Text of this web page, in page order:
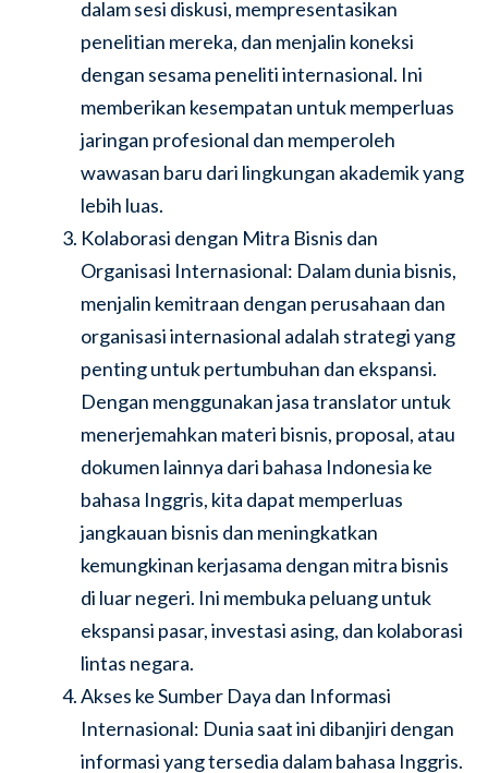
dalam sesi diskusi, mempresentasikan
penelitian mereka, dan menjalin koneksi
dengan sesama peneliti internasional. Ini
memberikan kesempatan untuk memperluas
jaringan profesional dan memperoleh
wawasan baru dari lingkungan akademik yang
lebih luas.
Kolaborasi dengan Mitra Bisnis dan
Organisasi Internasional: Dalam dunia bisnis,
menjalin kemitraan dengan perusahaan dan
organisasi internasional adalah strategi yang
penting untuk pertumbuhan dan ekspansi.
Dengan menggunakan jasa translator untuk
menerjemahkan materi bisnis, proposal, atau
dokumen lainnya dari bahasa Indonesia ke
bahasa Inggris, kita dapat memperluas
jangkauan bisnis dan meningkatkan
kemungkinan kerjasama dengan mitra bisnis
di luar negeri. Ini membuka peluang untuk
ekspansi pasar, investasi asing, dan kolaborasi
lintas negara.
Akses ke Sumber Daya dan Informasi
Internasional: Dunia saat ini dibanjiri dengan
informasi yang tersedia dalam bahasa Inggris.